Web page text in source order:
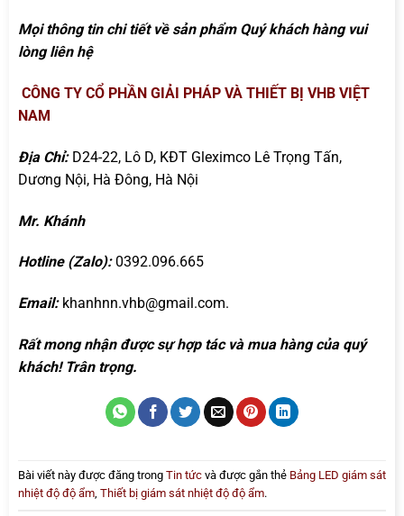
Mọi thông tin chi tiết về sản phẩm Quý khách hàng vui
lòng liên hệ
CÔNG TY CỔ PHẦN GIẢI PHÁP VÀ THIẾT BỊ VHB VIỆT
NAM
Địa Chỉ: D24-22, Lô D, KĐT Gleximco Lê Trọng Tấn,
Dương Nội, Hà Đông, Hà Nội
Mr. Khánh
Hotline (Zalo):0392.096.665
Email: khanhnn.vhb@gmail.com.
Rất mong nhận được sự hợp tác và mua hàng của quý
khách! Trân trọng.
Bài viết này được đăng trong Tin tức và được gắn thẻ Bảng LED giám sát
nhiệt độ độ ẩm, Thiết bị giám sát nhiệt độ độ ẩm.